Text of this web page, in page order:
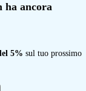
ha ancora
5% sul tuo prossimo